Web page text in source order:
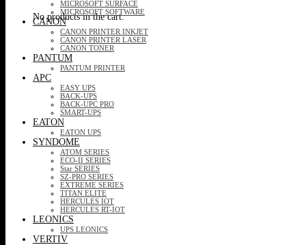
No products in the cart.
MICROSOFT SURFACE
MICROSOFT SOFTWARE
CANON
CANON PRINTER INKJET
CANON PRINTER LASER
CANON TONER
PANTUM
PANTUM PRINTER
APC
EASY UPS
BACK-UPS
BACK-UPC PRO
SMART-UPS
EATON
EATON UPS
SYNDOME
ATOM SERIES
ECO-II SERIES
Star SERIES
SZ-PRO SERIES
EXTREME SERIES
TITAN ELITE
HERCULES IOT
HERCULES RT-IOT
LEONICS
UPS LEONICS
VERTIV